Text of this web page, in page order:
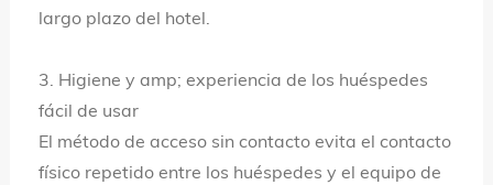
largo plazo del hotel.
3. Higiene y amp; experiencia de los huéspedes
fácil de usar
El método de acceso sin contacto evita el contacto
físico repetido entre los huéspedes y el equipo de